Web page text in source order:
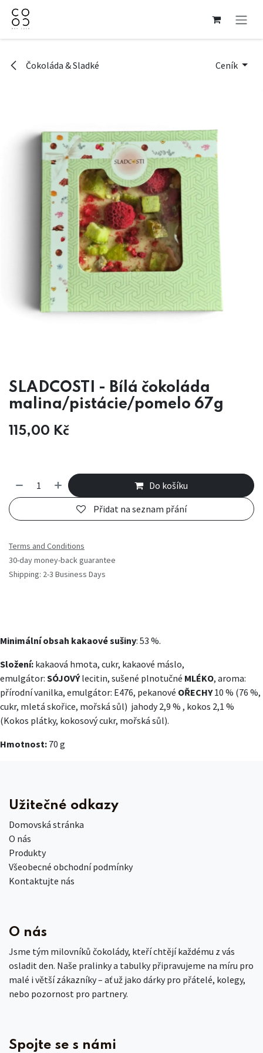
Přejít na obsah
Čokoláda & Sladké Ceník
SLADCOSTI - Bílá čokoláda
malina/pistácie/pomelo 67g
115,00 Kč
Do košíku
Přidat na seznam přání
Terms and Conditions
30-day money-back guarantee
Shipping: 2-3 Business Days
Minimální obsah kakaové sušiny: 53 %.
Složení: kakaová hmota, cukr, kakaové máslo,
emulgátor: SÓJOVÝlecitin, sušené plnotučné MLÉKO, aroma:
přírodní vanilka, emulgátor: E476, pekanové OŘECHY10 % (76 %,
cukr, mletá skořice, mořská sůl) jahody 2,9 % , kokos 2,1 %
(Kokos plátky, kokosový cukr, mořská sůl).
Hmotnost: 70 g
Užitečné odkazy
Domovská stránka
O nás
Produkty
Všeobecné obchodní podmínky
Kontaktujte nás
O nás
Jsme tým milovníků čokolády, kteří chtějí každému z vás
osladit den. Naše pralinky a tabulky připravujeme na míru pro
malé i větší zákazníky – ať už jako dárky pro přátelé, kolegy,
nebo pozornost pro partnery.
Spojte se s námi